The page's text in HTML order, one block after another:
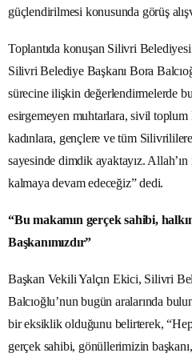
güçlendirilmesi konusunda görüş
Toplantıda konuşan Silivri
Silivri Belediye Başkanı Bora
sürecine ilişkin değerlendirmelerde
esirgemeyen muhtarlara, sivil toplum
kadınlara, gençlere ve tüm
sayesinde dimdik ayaktayız.
kalmaya devam edeceğiz” dedi.
“Bu makamın gerçek sahibi,
Başkanımızdır”
Başkan Vekili Yalçın Ekici, Silivri
Balcıoğlu’nun bugün aralarında
bir eksiklik olduğunu belirterek,
gerçek sahibi, gönüllerimizin